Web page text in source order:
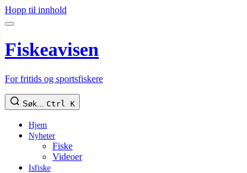
Hopp til innhold
Fiskeavisen
For fritids og sportsfiskere
Søk... Ctrl K
Hjem
Nyheter
Fiske
Videoer
Isfiske